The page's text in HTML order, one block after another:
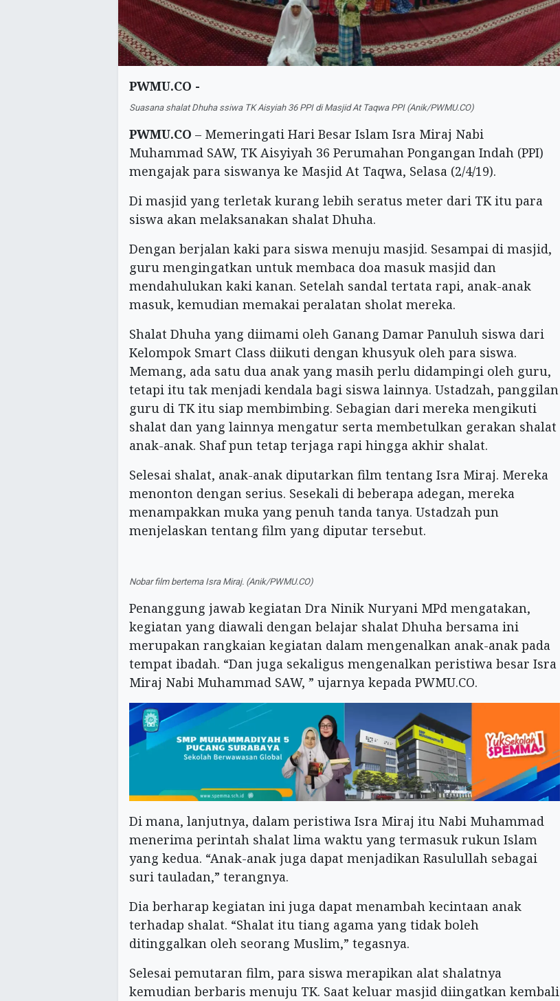
PWMU.CO -
Suasana shalat Dhuha ssiwa TK Aisyiah 36 PPI di Masjid At Taqwa PPI (Anik/PWMU.CO)
PWMU.CO – Memeringati Hari Besar Islam Isra Miraj Nabi
Muhammad SAW, TK Aisyiyah 36 Perumahan Pongangan Indah (PPI)
mengajak para siswanya ke Masjid At Taqwa, Selasa (2/4/19).
Di masjid yang terletak kurang lebih seratus meter dari TK itu para
siswa akan melaksanakan shalat Dhuha.
Dengan berjalan kaki para siswa menuju masjid. Sesampai di masjid,
guru mengingatkan untuk membaca doa masuk masjid dan
mendahulukan kaki kanan. Setelah sandal tertata rapi, anak-anak
masuk, kemudian memakai peralatan sholat mereka.
Shalat Dhuha yang diimami oleh Ganang Damar Panuluh siswa dari
Kelompok Smart Class diikuti dengan khusyuk oleh para siswa.
Memang, ada satu dua anak yang masih perlu didampingi oleh guru,
tetapi itu tak menjadi kendala bagi siswa lainnya. Ustadzah, panggilan
guru di TK itu siap membimbing. Sebagian dari mereka mengikuti
shalat dan yang lainnya mengatur serta membetulkan gerakan shalat
anak-anak. Shaf pun tetap terjaga rapi hingga akhir shalat.
Selesai shalat, anak-anak diputarkan film tentang Isra Miraj. Mereka
menonton dengan serius. Sesekali di beberapa adegan, mereka
menampakkan muka yang penuh tanda tanya. Ustadzah pun
menjelaskan tentang film yang diputar tersebut.
Nobar film bertema Isra Miraj. (Anik/PWMU.CO)
Penanggung jawab kegiatan Dra Ninik Nuryani MPd mengatakan,
kegiatan yang diawali dengan belajar shalat Dhuha bersama ini
merupakan rangkaian kegiatan dalam mengenalkan anak-anak pada
tempat ibadah. “Dan juga sekaligus mengenalkan peristiwa besar Isra
Miraj Nabi Muhammad SAW, ” ujarnya kepada PWMU.CO.
Di mana, lanjutnya, dalam peristiwa Isra Miraj itu Nabi Muhammad
menerima perintah shalat lima waktu yang termasuk rukun Islam
yang kedua. “Anak-anak juga dapat menjadikan Rasulullah sebagai
suri tauladan,” terangnya.
Dia berharap kegiatan ini juga dapat menambah kecintaan anak
terhadap shalat. “Shalat itu tiang agama yang tidak boleh
ditinggalkan oleh seorang Muslim,” tegasnya.
Selesai pemutaran film, para siswa merapikan alat shalatnya
kemudian berbaris menuju TK. Saat keluar masjid diingatkan kembali